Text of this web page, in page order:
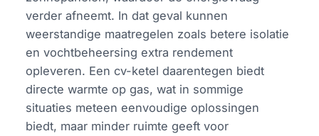
verder afneemt. In dat geval kunnen
weerstandige maatregelen zoals betere isolatie
en vochtbeheersing extra rendement
opleveren. Een cv-ketel daarentegen biedt
directe warmte op gas, wat in sommige
situaties meteen eenvoudige oplossingen
biedt, maar minder ruimte geeft voor